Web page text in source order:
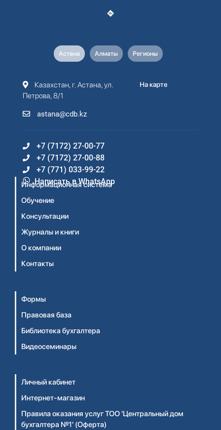
Астана Алматы Регионы
Казахстан, г. Астана, ул.
Петрова, 8/1
astana@cdb.kz
На карте
+7 (7172) 27-00-77
+7 (7172) 27-00-88
+7 (771) 033-99-22
Написать в WhatsApp
Информационная система
Обучение
Консультации
Журналы и книги
О компании
Контакты
Формы
Правовая база
Библиотека бухгалтера
Видеосеминары
Личный кабинет
Интернет-магазин
Правила оказания услуг ТОО 'Центральный дом
бухгалтера №1' (Оферта)